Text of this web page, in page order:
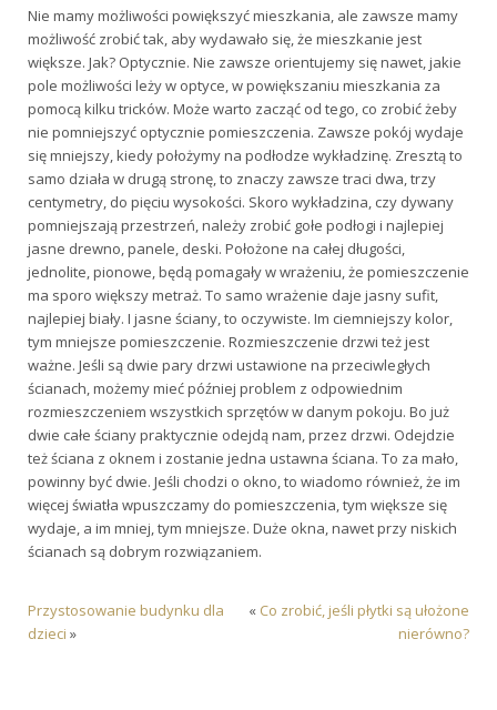
Nie mamy możliwości powiększyć mieszkania, ale zawsze mamy
możliwość zrobić tak, aby wydawało się, że mieszkanie jest
większe. Jak? Optycznie. Nie zawsze orientujemy się nawet, jakie
pole możliwości leży w optyce, w powiększaniu mieszkania za
pomocą kilku tricków. Może warto zacząć od tego, co zrobić żeby
nie pomniejszyć optycznie pomieszczenia. Zawsze pokój wydaje
się mniejszy, kiedy położymy na podłodze wykładzinę. Zresztą to
samo działa w drugą stronę, to znaczy zawsze traci dwa, trzy
centymetry, do pięciu wysokości. Skoro wykładzina, czy dywany
pomniejszają przestrzeń, należy zrobić gołe podłogi i najlepiej
jasne drewno, panele, deski. Położone na całej długości,
jednolite, pionowe, będą pomagały w wrażeniu, że pomieszczenie
ma sporo większy metraż. To samo wrażenie daje jasny sufit,
najlepiej biały. I jasne ściany, to oczywiste. Im ciemniejszy kolor,
tym mniejsze pomieszczenie. Rozmieszczenie drzwi też jest
ważne. Jeśli są dwie pary drzwi ustawione na przeciwległych
ścianach, możemy mieć później problem z odpowiednim
rozmieszczeniem wszystkich sprzętów w danym pokoju. Bo już
dwie całe ściany praktycznie odejdą nam, przez drzwi. Odejdzie
też ściana z oknem i zostanie jedna ustawna ściana. To za mało,
powinny być dwie. Jeśli chodzi o okno, to wiadomo również, że im
więcej światła wpuszczamy do pomieszczenia, tym większe się
wydaje, a im mniej, tym mniejsze. Duże okna, nawet przy niskich
ścianach są dobrym rozwiązaniem.
Przystosowanie budynku dla
dzieci »
« Co zrobić, jeśli płytki są ułożone
nierówno?